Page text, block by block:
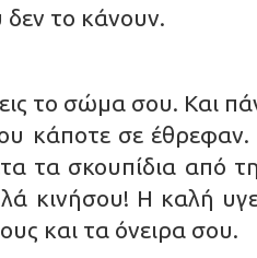
το κάνουν.
το σώμα σου. Και
κάποτε σε έθρεφαν.
τα σκουπίδια από
Η καλή
και τα όνειρα σου.